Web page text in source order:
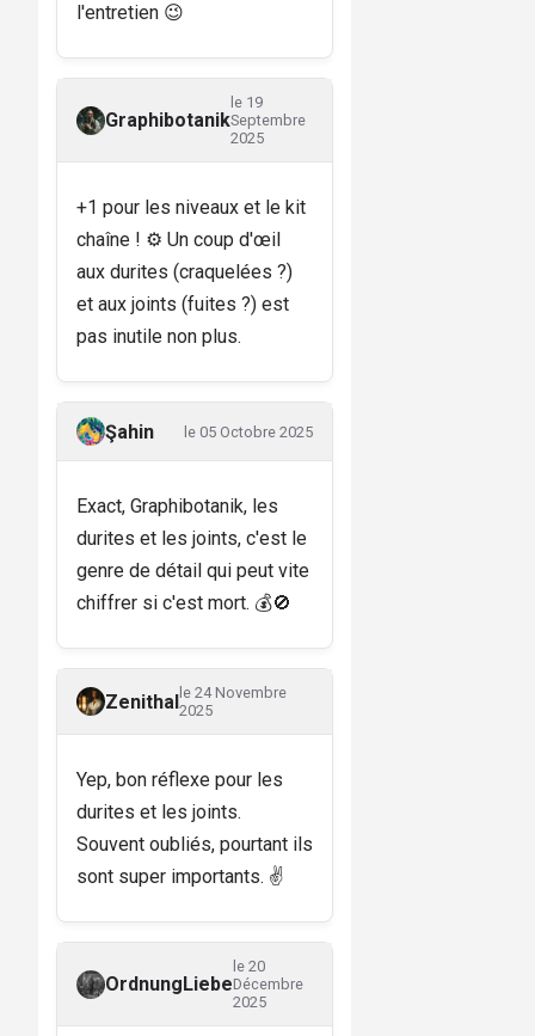
l'entretien 😉
Graphibotanik
le 19
Septembre
2025
+1 pour les niveaux et le kit
chaîne ! ⚙️ Un coup d'œil
aux durites (craquelées ?)
et aux joints (fuites ?) est
pas inutile non plus.
Şahin le 05 Octobre 2025
Exact, Graphibotanik, les
durites et les joints, c'est le
genre de détail qui peut vite
chiffrer si c'est mort. 💰🚫
Zenithal le 24 Novembre
2025
Yep, bon réflexe pour les
durites et les joints.
Souvent oubliés, pourtant ils
sont super importants. ✌️
OrdnungLiebe
le 20
Décembre
2025